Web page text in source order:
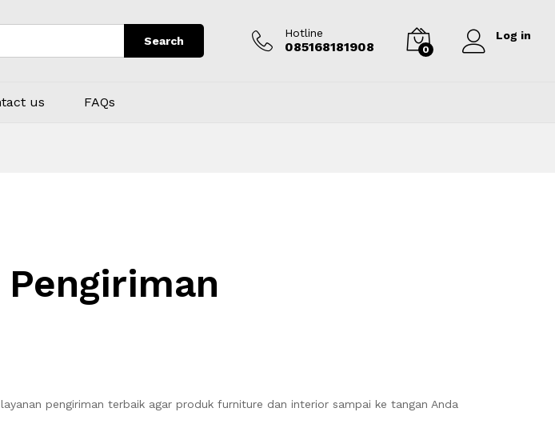
Search
Hotline
085168181908 0
Log in
us FAQs
pengiriman terbaik agar produk furniture dan interior sampai ke tangan Anda